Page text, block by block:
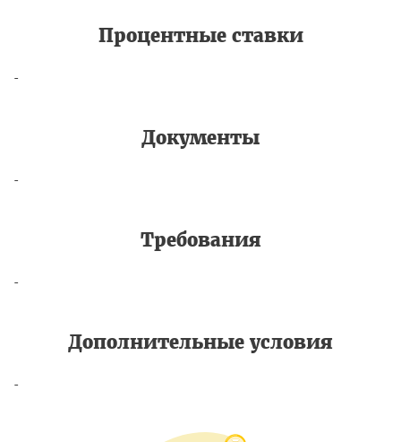
Процентные ставки
-
Документы
-
Требования
-
Дополнительные условия
-